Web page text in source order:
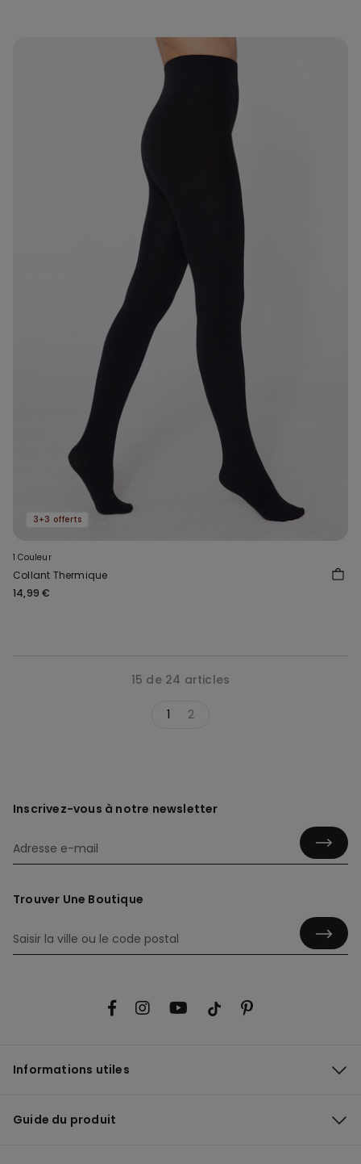
3+3 offerts
1 Couleur
Collant Thermique
14,99 €
15 de 24 articles
1 2
Inscrivez-vous à notre newsletter
Trouver Une Boutique
Informations utiles
Guide du produit